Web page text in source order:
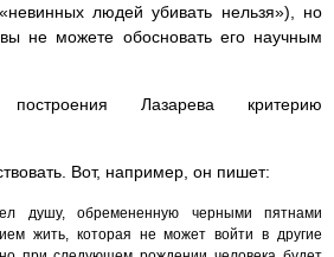
людей убивать нельзя»), но
не можете обосновать его научным
Лазарева критерию
Вот, например, он пишет:
душу, обремененную черными пятнами
жить, которая не может войти в другие